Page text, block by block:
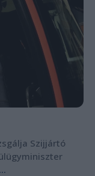
Szijjártó